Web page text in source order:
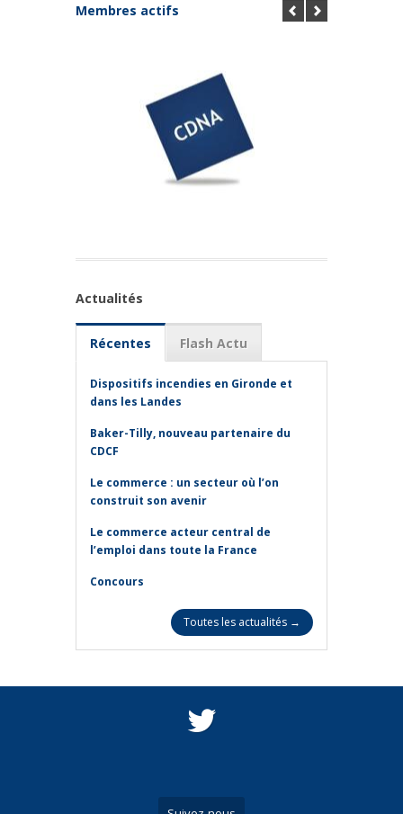
Membres actifs
Actualités
Récentes Flash Actu
Dispositifs incendies en Gironde et
dans les Landes
Baker-Tilly, nouveau partenaire du
CDCF
Le commerce : un secteur où l’on
construit son avenir
Le commerce acteur central de
l’emploi dans toute la France
Concours
Toutes les actualités →